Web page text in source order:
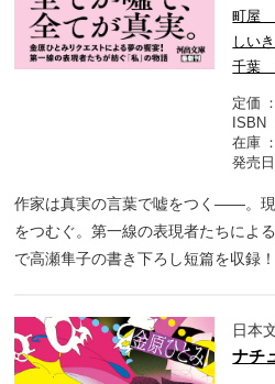
町屋
しい
千葉
定価
ISBN
在庫
発売日
作家は真実の言葉で嘘をつく――。
をつむぐ。第一線の表現者たちによ
で高瀬隼子の書き下ろし短篇を収録！
日本
ナチ